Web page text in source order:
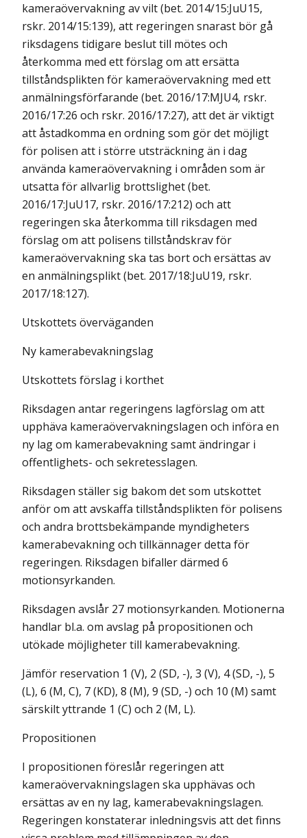
kameraövervakning av vilt (bet. 2014/15:JuU15,
rskr. 2014/15:139), att regeringen snarast bör gå
riksdagens tidigare beslut till mötes och
återkomma med ett förslag om att ersätta
tillståndsplikten för kameraövervakning med ett
anmälningsförfarande (bet. 2016/17:MJU4, rskr.
2016/17:26 och rskr. 2016/17:27), att det är viktigt
att åstadkomma en ordning som gör det möjligt
för polisen att i större utsträckning än i dag
använda kameraövervakning i områden som är
utsatta för allvarlig brottslighet (bet.
2016/17:JuU17, rskr. 2016/17:212) och att
regeringen ska återkomma till riksdagen med
förslag om att polisens tillståndskrav för
kameraövervakning ska tas bort och ersättas av
en anmälningsplikt (bet. 2017/18:JuU19, rskr.
2017/18:127).
Utskottets överväganden
Ny kamerabevakningslag
Utskottets förslag i korthet
Riksdagen antar regeringens lagförslag om att
upphäva kameraövervakningslagen och införa en
ny lag om kamera­bevakning samt ändringar i
offentlighets- och sekretesslagen.
Riksdagen ställer sig bakom det som utskottet
anför om att avskaffa tillståndsplikten för polisens
och andra brottsbekämpande myndigheters
kamerabevakning och tillkännager detta för
regeringen. Riksdagen bifaller därmed 6
motionsyrkanden.
Riksdagen avslår 27 motionsyrkanden. Motionerna
handlar bl.a. om avslag på propositionen och
utökade möjligheter till kamerabevakning.
Jämför reservation 1 (V), 2 (SD, -), 3 (V), 4 (SD, -), 5
(L), 6 (M, C), 7 (KD), 8 (M), 9 (SD, -) och 10 (M) samt
särskilt yttrande 1 (C) och 2 (M, L).
Propositionen
I propositionen föreslår regeringen att
kameraövervakningslagen ska upphävas och
ersättas av en ny lag, kamerabevakningslagen.
Regeringen konstaterar inledningsvis att det finns